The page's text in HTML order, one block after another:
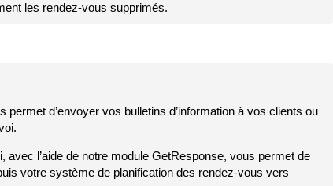
les rendez-vous supprimés.
d’envoyer vos bulletins d’information à vos clients ou
l’aide de notre module GetResponse, vous permet de
votre système de planification des rendez-vous vers